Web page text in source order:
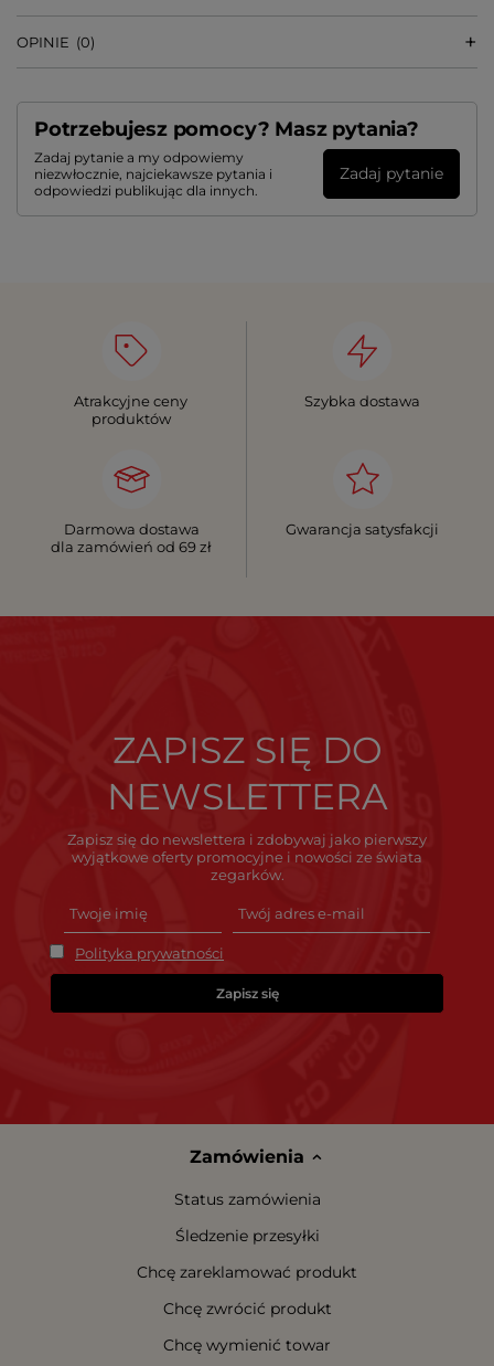
OPINIE (0)
Potrzebujesz pomocy? Masz pytania?
Zadaj pytanie a my odpowiemy
niezwłocznie, najciekawsze pytania i
odpowiedzi publikując dla innych.
Zadaj pytanie
Atrakcyjne ceny
produktów
Szybka dostawa
Darmowa dostawa
dla zamówień od 69 zł
Gwarancja satysfakcji
ZAPISZ SIĘ DO
NEWSLETTERA
Zapisz się do newslettera i zdobywaj jako pierwszy
wyjątkowe oferty promocyjne i nowości ze świata
zegarków.
Polityka prywatności
Zapisz się
Zamówienia
Status zamówienia
Śledzenie przesyłki
Chcę zareklamować produkt
Chcę zwrócić produkt
Chcę wymienić towar